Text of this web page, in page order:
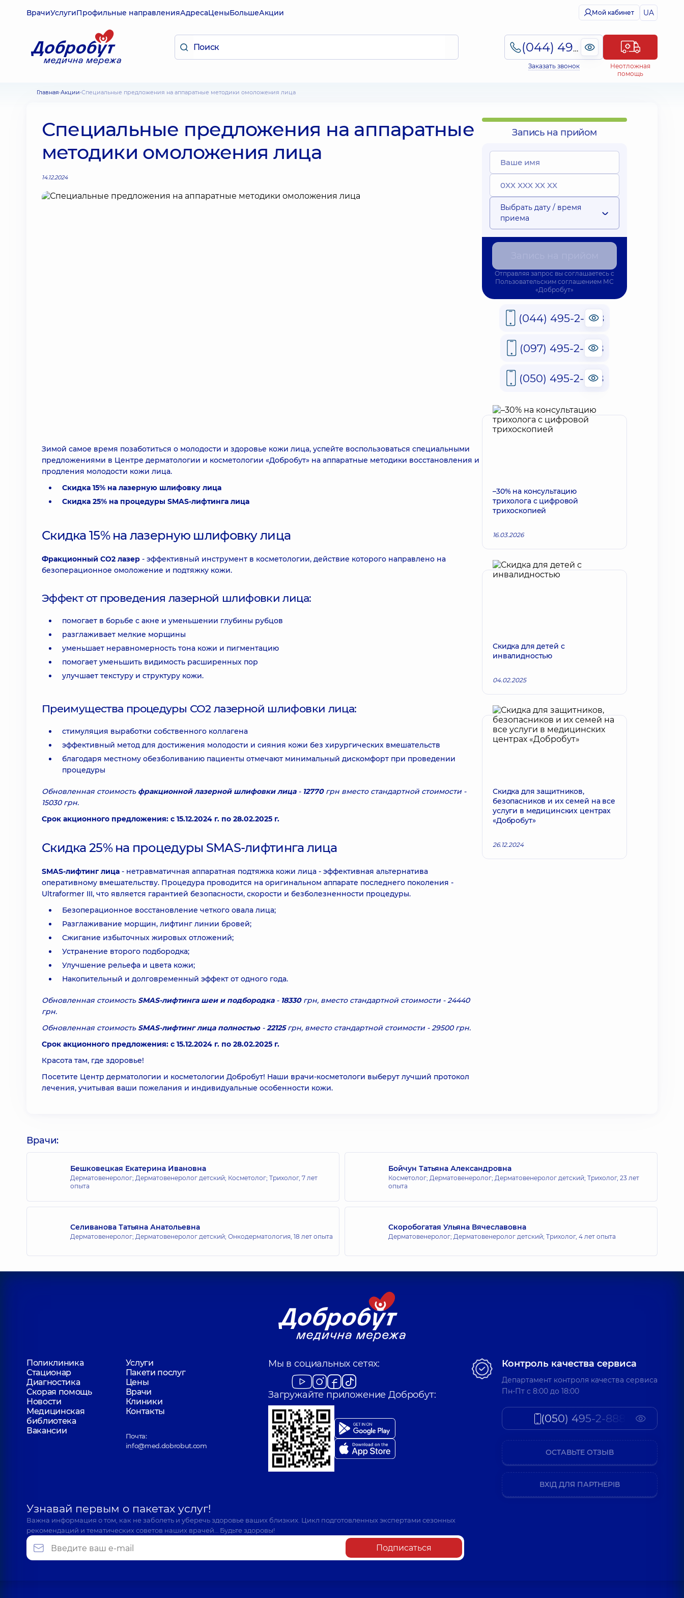
ВрачиУслугиПрофильные направленияАдресаЦеныБольшеАкции Мой кабинет UA
(044) 495-2-888
Заказать звонок
Неотложная
помощь
Главная Акции Специальные предложения на аппаратные методики омоложения лица
Специальные предложения на аппаратные
методики омоложения лица
14.12.2024
Зимой самое время позаботиться о молодости и здоровье кожи лица, успейте воспользоваться специальными
предложениями в Центре дерматологии и косметологии «Добробут» на аппаратные методики восстановления и
продления молодости кожи лица.
Скидка 15% на лазерную шлифовку лица
Скидка 25% на процедуры SMAS-лифтинга лица
Скидка 15% на лазерную шлифовку лица
Фракционный СО2 лазер - эффективный инструмент в косметологии, действие которого направлено на
безоперационное омоложение и подтяжку кожи.
Эффект от проведения лазерной шлифовки лица:
помогает в борьбе с акне и уменьшении глубины рубцов
разглаживает мелкие морщины
уменьшает неравномерность тона кожи и пигментацию
помогает уменьшить видимость расширенных пор
улучшает текстуру и структуру кожи.
Преимущества процедуры СО2 лазерной шлифовки лица:
стимуляция выработки собственного коллагена
эффективный метод для достижения молодости и сияния кожи без хирургических вмешательств
благодаря местному обезболиванию пациенты отмечают минимальный дискомфорт при проведении
процедуры
Обновленная стоимость фракционной лазерной шлифовки лица- 12770 грн вместо стандартной стоимости -
15030 грн.
Срок акционного предложения: с 15.12.2024 г. по 28.02.2025 г.
Скидка 25% на процедуры SMAS-лифтинга лица
SMAS-лифтинг лица - нетравматичная аппаратная подтяжка кожи лица - эффективная альтернатива
оперативному вмешательству. Процедура проводится на оригинальном аппарате последнего поколения -
Ultraformer III, что является гарантией безопасности, скорости и безболезненности процедуры.
Безоперационное восстановление четкого овала лица;
Разглаживание морщин, лифтинг линии бровей;
Сжигание избыточных жировых отложений;
Устранение второго подбородка;
Улучшение рельефа и цвета кожи;
Накопительный и долговременный эффект от одного года.
Обновленная стоимость SMAS-лифтинга шеи и подбородка- 18330 грн, вместо стандартной стоимости - 24440
грн.
Обновленная стоимость SMAS-лифтинг лица полностью-22125грн, вместо стандартной стоимости - 29500 грн.
Срок акционного предложения: с 15.12.2024 г. по 28.02.2025 г.
Красота там, где здоровье!
Посетите Центр дерматологии и косметологии Добробут! Наши врачи-косметологи выберут лучший протокол
лечения, учитывая ваши пожелания и индивидуальные особенности кожи.
Запись на прийом
Выбрать дату / время
приема
Отправляя запрос вы соглашаетесь с
Пользовательским соглашением МС
«Добробут»
(044) 495-2-888
(097) 495-2-888
(050) 495-2-888
–30% на консультацию
трихолога с цифровой
трихоскопией
16.03.2026
Скидка для детей с
инвалидностью
04.02.2025
Скидка для защитников,
безопасников и их семей на все
услуги в медицинских центрах
«Добробут»
26.12.2024
Врачи:
Бешковецкая Екатерина Ивановна
Дерматовенеролог; Дерматовенеролог детский; Косметолог; Трихолог, 7 лет
опыта
Бойчун Татьяна Александровна
Косметолог; Дерматовенеролог; Дерматовенеролог детский; Трихолог, 23 лет
опыта
Селиванова Татьяна Анатольевна
Дерматовенеролог; Дерматовенеролог детский; Онкодерматология, 18 лет опыта
Скоробогатая Ульяна Вячеславовна
Дерматовенеролог; Дерматовенеролог детский; Трихолог, 4 лет опыта
Поликлиника
Услуги
Стационар
Пакети послуг
Диагностика
Цены
Скорая помощь
Врачи
Новости
Клиники
Медицинская
библиотека
Контакты
Вакансии
Почта:
info@med.dobrobut.com
Мы в социальных сетях:
Загружайте приложение Добробут:
Узнавай первым о пакетах услуг!
Важна информация о том, как не заболеть и уберечь здоровье ваших близких. Цикл подготовленных экспертами сезонных
рекомендаций и тематических советов наших врачей… Будьте здоровы!
Подписаться
Контроль качества сервиса
Департамент контроля качества сервиса
Пн-Пт c 8:00 до 18:00
(050) 495-2-888
ОСТАВЬТЕ ОТЗЫВ
ВХІД ДЛЯ ПАРТНЕРІВ